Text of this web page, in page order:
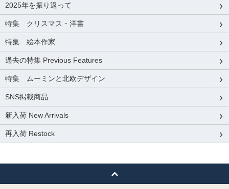
2025年を振り返って
特集 クリスマス・洋書
特集 絵本作家
過去の特集 Previous Features
特集 ムーミンと北欧デザイン
SNS掲載商品
新入荷 New Arrivals
再入荷 Restock